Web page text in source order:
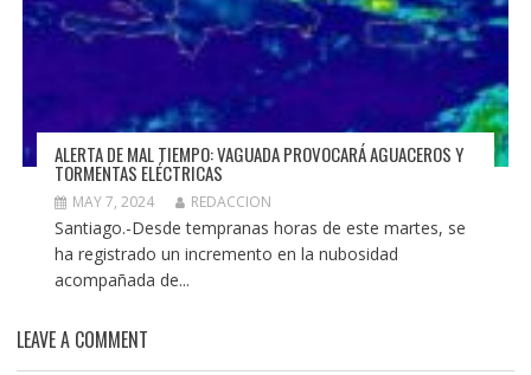
ALERTA DE MAL TIEMPO: VAGUADA PROVOCARÁ AGUACEROS Y
TORMENTAS ELÉCTRICAS
MAY 7, 2024 REDACCION
Santiago.-Desde tempranas horas de este martes, se
ha registrado un incremento en la nubosidad
acompañada de...
LEAVE A COMMENT